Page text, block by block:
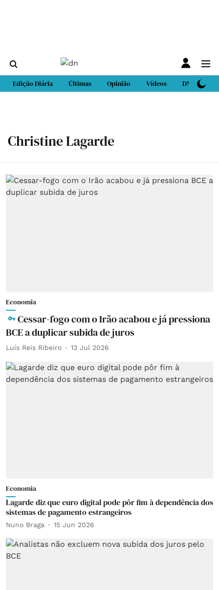
Edição Diária Últimas Opinião Vídeos DN Sport
Christine Lagarde
Economia
Cessar-fogo com o Irão acabou e já pressiona
BCE a duplicar subida de juros
Luís Reis Ribeiro 13 Jul 2026
Economia
Lagarde diz que euro digital pode pôr fim à dependência dos
sistemas de pagamento estrangeiros
Nuno Braga 15 Jun 2026